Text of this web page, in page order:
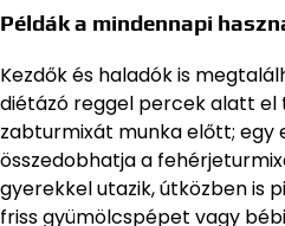
Példák a mindennapi
Kezdők és haladók is
diétázó reggel percek alatt el
zabturmixát munka előtt;
összedobhatja a
gyerekkel utazik, útközben is
friss gyümölcspépet vagy